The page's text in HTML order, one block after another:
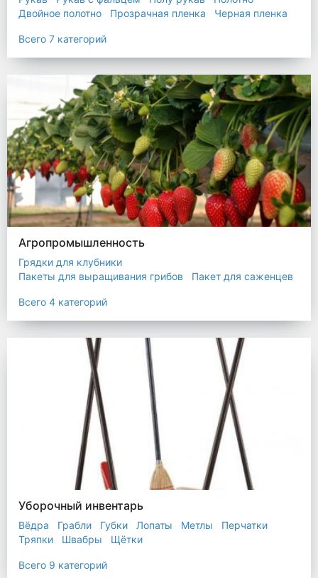
Двойное полотно
Прозрачная пленка Черная пленка
Всего 7 категорий
Агропромышленность
Грядки для клубники
Пакеты для выращивания грибов
Пакет для саженцев
Всего 4 категорий
Уборочный инвентарь
Вёдра Грабли Губки Лопаты Метлы
Перчатки
Тряпки
Швабры Щётки
Всего 9 категорий